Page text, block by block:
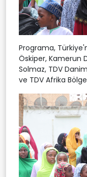
Programa,
Öskiper, Kamerun
Solmaz, TDV
ve TDV Afrika